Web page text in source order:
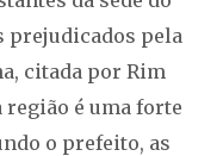
prejudicados pela
citada por Rim
é uma forte
o prefeito, as